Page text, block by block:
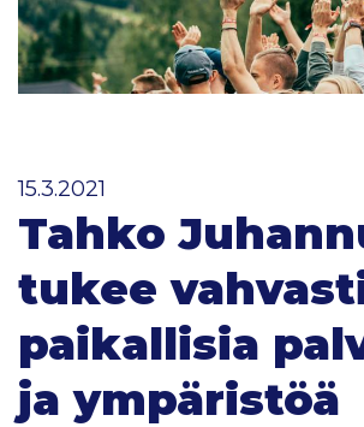
15.3.2021
Tahko
tukee
paikallisia
ja ympäristöä